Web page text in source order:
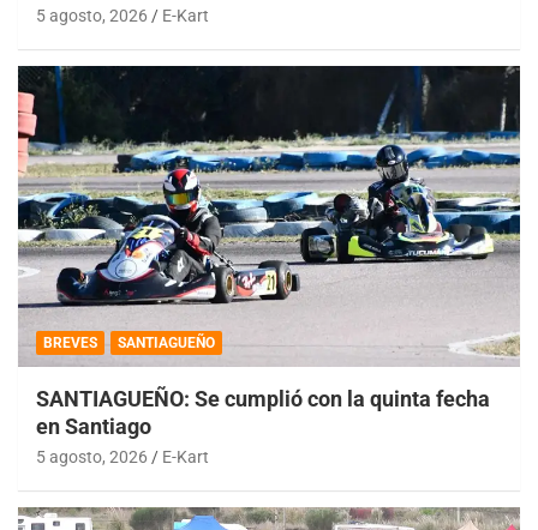
5 agosto, 2026 E-Kart
BREVES SANTIAGUEÑO
SANTIAGUEÑO: Se cumplió con la quinta fecha
en Santiago
5 agosto, 2026 E-Kart